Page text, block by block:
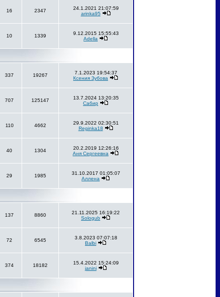
16 2347
24.1.2021 21:07:59
arinka95
10 1339
9.12.2015 15:55:43
Adella
337 19267
7.1.2023 19:54:37
Ксения Зубова
707 125147
13.7.2024 13:20:35
Сабир
110 4662
29.9.2022 02:30:51
Reginka18
40 1304
20.2.2019 12:26:16
Аня Сергеевна
29 1985
31.10.2017 01:05:07
Аллена
137 8860
21.11.2025 16:19:22
Sologub
72 6545
3.8.2023 07:07:18
Balbi
374 18182
15.4.2022 15:24:09
janini